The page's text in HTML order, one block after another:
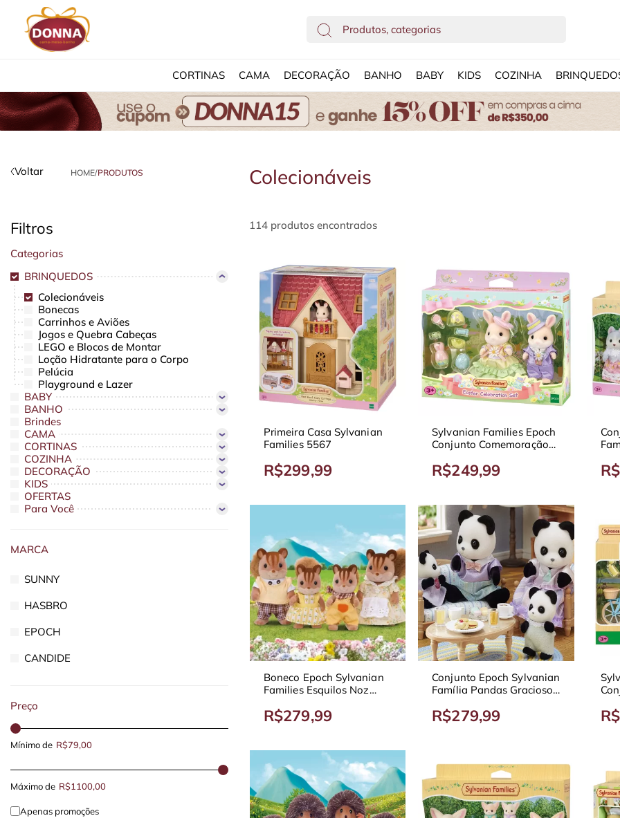
CORTINAS CAMA DECORAÇÃO BANHO BABY KIDS COZINHA
Voltar HOME/PRODUTOS
Filtros
Categorias
BRINQUEDOS
Colecionáveis
Bonecas
Carrinhos e Aviões
Jogos e Quebra Cabeças
LEGO e Blocos de Montar
Loção Hidratante para o Corpo
Pelúcia
Playground e Lazer
BABY
BANHO
Brindes
CAMA
CORTINAS
COZINHA
DECORAÇÃO
KIDS
OFERTAS
Para Você
MARCA
SUNNY
HASBRO
EPOCH
CANDIDE
Preço
Mínimo de R$79,00
Máximo de R$1100,00
Apenas promoções
Colecionáveis
114 produtos encontrados
Primeira Casa Sylvanian
Families 5567
R$299,99
Sylvanian Families Epoch
Conjunto Comemoração
R$249,99
Boneco Epoch Sylvanian
Families Esquilos Noz
R$279,99
Conjunto Epoch Sylvanian
Família Pandas Graciosos
R$279,99